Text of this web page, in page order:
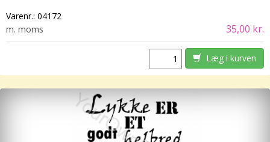
Varenr.: 04172
m. moms
35,00 kr.
Læg i kurven